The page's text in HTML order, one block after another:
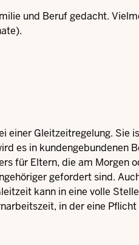
und Beruf gedacht.
einer Gleitzeitregelung. Sie
es in kundengebundenen
für Eltern, die am Morgen
gefordert sind.
kann in eine volle
in der eine Pflicht